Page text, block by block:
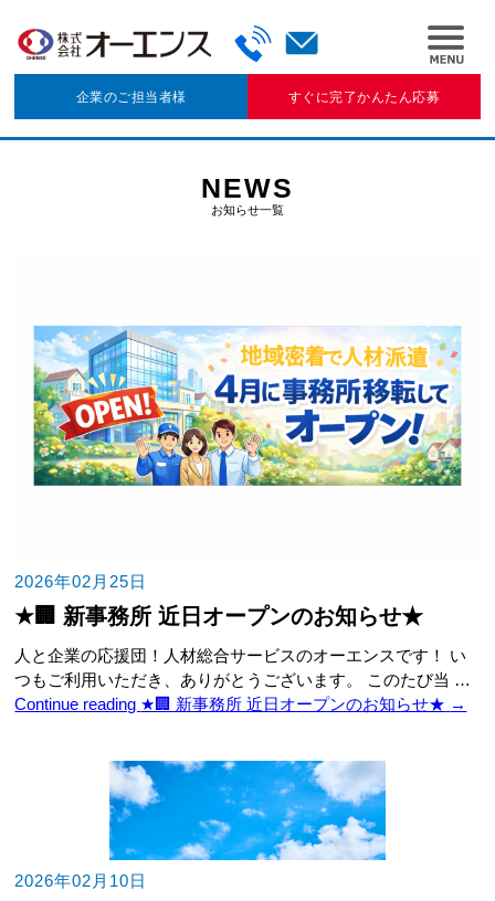
企業のご担当者様 すぐに完了かんたん応募
NEWS
お知らせ一覧
2026年02月25日
★🏢 新事務所 近日オープンのお知らせ★
人と企業の応援団！人材総合サービスのオーエンスです！ い
つもご利用いただき、ありがとうございます。 このたび当 …
Continue reading ★🏢 新事務所 近日オープンのお知らせ★ →
2026年02月10日